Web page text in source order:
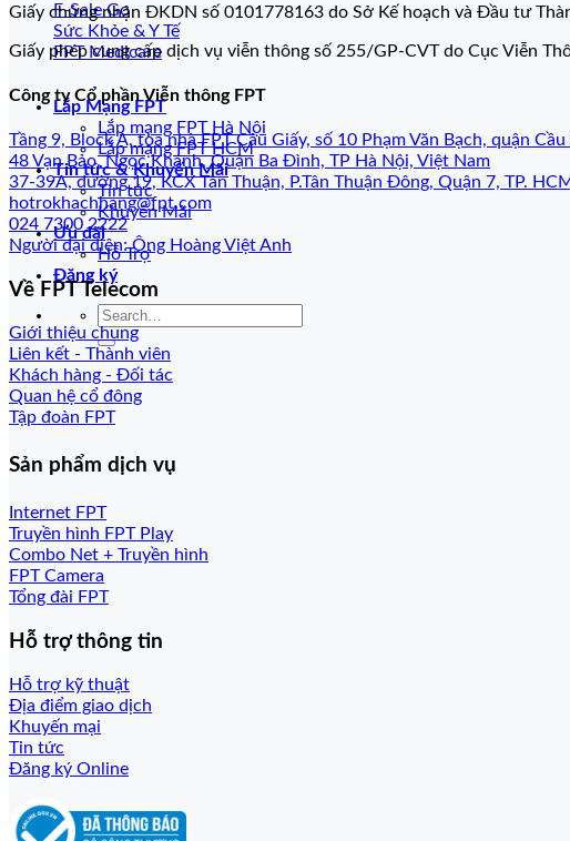
F-Sale Go
Sức Khỏe & Y Tế
FPT Medicare
Lắp Mạng FPT
Lắp mạng FPT Hà Nội
Lắp mạng FPT HCM
Tin tức & Khuyến Mãi
Tin tức
Khuyến Mãi
Ưu đãi
Hỗ Trợ
Đăng ký
Giấy chứng nhận ĐKDN số 0101778163 do Sở Kế hoạch và Đầu tư
Giấy phép cung cấp dịch vụ viễn thông số 255/GP-CVT do Cục Viễn
Công ty Cổ phần Viễn thông FPT
Tầng 9, Block A, tòa nhà FPT Cầu Giấy, số 10 Phạm Văn Bạch, quận Cầu
48 Vạn Bảo, Ngọc Khánh, Quận Ba Đình, TP Hà Nội, Việt Nam
37-39A, đường 19, KCX Tân Thuận, P.Tân Thuận Đông, Quận 7, TP. HCM
hotrokhachhang@fpt.com
024 7300 2222
Người đại diện: Ông Hoàng Việt Anh
Về FPT Telecom
Giới thiệu chung
Liên kết - Thành viên
Khách hàng - Đối tác
Quan hệ cổ đông
Tập đoàn FPT
Sản phẩm dịch vụ
Internet FPT
Truyền hình FPT Play
Combo Net + Truyền hình
FPT Camera
Tổng đài FPT
Hỗ trợ thông tin
Hỗ trợ kỹ thuật
Địa điểm giao dịch
Khuyến mại
Tin tức
Đăng ký Online